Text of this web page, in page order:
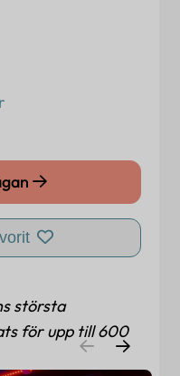
största
för upp till 600